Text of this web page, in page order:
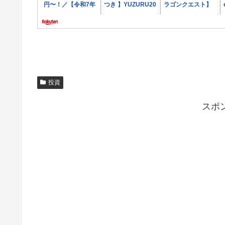
投資
スポ